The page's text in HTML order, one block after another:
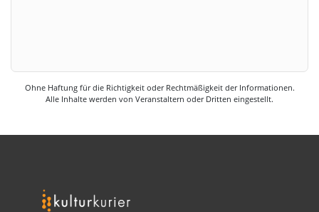
Ohne Haftung für die Richtigkeit oder Rechtmäßigkeit der Informationen.
Alle Inhalte werden von Veranstaltern oder Dritten eingestellt.